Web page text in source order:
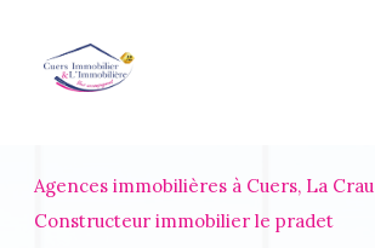
Agences immobilières à Cuers, La Crau
constructeur immobilier le pradet